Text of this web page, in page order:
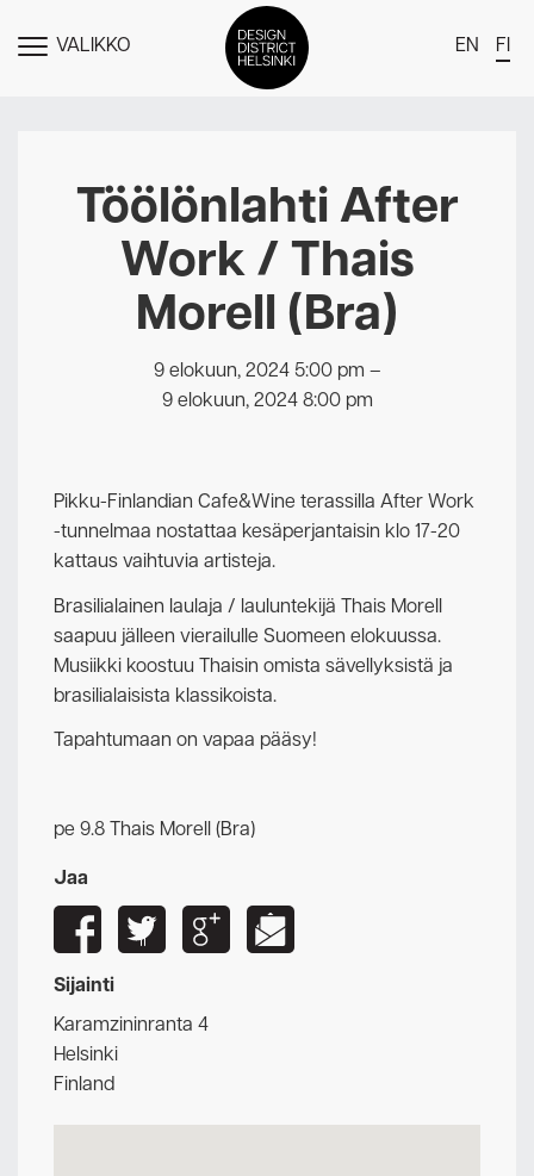
NÄYTÄVALIKKO EN FI
Jäsenet
Tapahtumat
Uutiset
Medialle
Meistä
Design District Helsingin jäsenyydestä
Töölönlahti After
Work / Thais
Morell (Bra)
9 elokuun, 2024 5:00 pm –
9 elokuun, 2024 8:00 pm
Pikku-Finlandian Cafe&Wine terassilla After Work
-tunnelmaa nostattaa kesäperjantaisin klo 17-20
kattaus vaihtuvia artisteja.
Brasilialainen laulaja / lauluntekijä Thais Morell
saapuu jälleen vierailulle Suomeen elokuussa.
Musiikki koostuu Thaisin omista sävellyksistä ja
brasilialaisista klassikoista.
Tapahtumaan on vapaa pääsy!
pe 9.8 Thais Morell (Bra)
Jaa
Sijainti
Karamzininranta 4
Helsinki
Finland